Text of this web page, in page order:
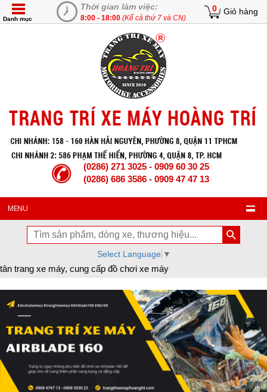
Thời gian làm việc:
8:00 - 18:00 (Kể cả thứ 7 và CN)
0 Giỏ hàng
Danh mục
(0286) 271 3025 - 0909 60 30 25
(0286) 686 3586 - 0909 47 47 13
MENU
Select Language ▼
xe máy